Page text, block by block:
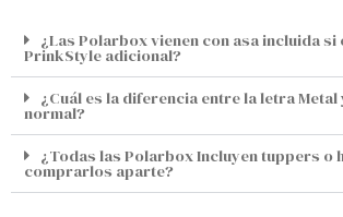
¿Las Polarbox vienen con asa incluida si
PrinkStyle adicional?
¿Cuál es la diferencia entre la letra Metal
normal?
¿Todas las Polarbox Incluyen tuppers o
comprarlos aparte?